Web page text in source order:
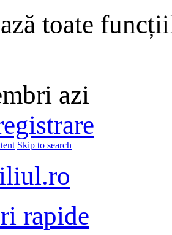
toate
azi
Skip to search
rapide